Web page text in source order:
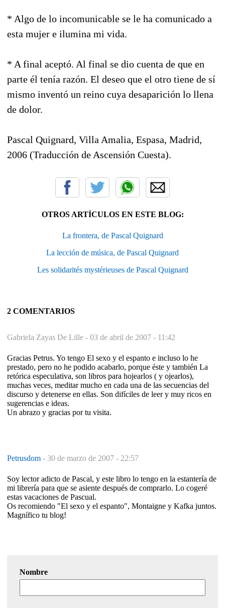
* Algo de lo incomunicable se le ha comunicado a
esta mujer e ilumina mi vida.
* A final aceptó. Al final se dio cuenta de que en
parte él tenía razón. El deseo que el otro tiene de sí
mismo inventó un reino cuya desaparición lo llena
de dolor.
Pascal Quignard, Villa Amalia, Espasa, Madrid,
2006 (Traducción de Ascensión Cuesta).
OTROS ARTÍCULOS EN ESTE BLOG:
La frontera, de Pascal Quignard
La lección de música, de Pascal Quignard
Les solidarités mystérieuses de Pascal Quignard
2 COMENTARIOS
Gabriela Zayas De Lille - 03 de abril de 2007 - 11:42
Gracias Petrus. Yo tengo El sexo y el espanto e incluso lo he
prestado, pero no he podido acabarlo, porque éste y también La
retórica especulativa, son libros para hojearlos ( y ojearlos),
muchas veces, meditar mucho en cada una de las secuencias del
discurso y detenerse en ellas. Son difíciles de leer y muy ricos en
sugerencias e ideas.
Un abrazo y gracias por tu visita.
Petrusdom - 30 de marzo de 2007 - 22:57
Soy lector adicto de Pascal, y este libro lo tengo en la estantería de
mi librería para que se asiente después de comprarlo. Lo cogeré
estas vacaciones de Pascual.
Os recomiendo "El sexo y el espanto", Montaigne y Kafka juntos.
Magnífico tu blog!
Nombre